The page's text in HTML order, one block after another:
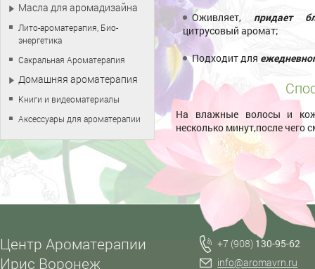
Оживляет,придает
цитрусовый аромат;
Подходит для
На влажные волосы и
несколько минут,после чего
Масла для аромадизайна
Лито-ароматерапия, Био-
энергетика
Сакральная Ароматерапия
Домашняя ароматерапия
Книги и видеоматериалы
Аксессуары для ароматерапии
Центр Ароматерапии
Ирис Воронеж
+7 (908) 130-95-62
info@aromavrn.ru